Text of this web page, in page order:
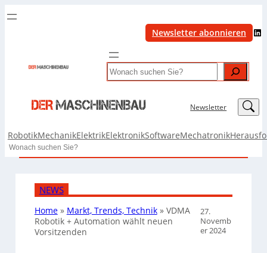
Newsletter abonnieren LinkedIn
Search
Newsletter LinkedIn
RobotikMechanikElektrikElektronikSoftwareMechatronik
Search
NEWS
Home» Markt, Trends, Technik» VDMA
Robotik + Automation wählt neuen
Vorsitzenden
27.
Novemb
er 2024